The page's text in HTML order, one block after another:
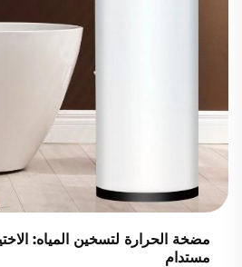
مضخة الحرارة لتسخين المياه:
مستدام